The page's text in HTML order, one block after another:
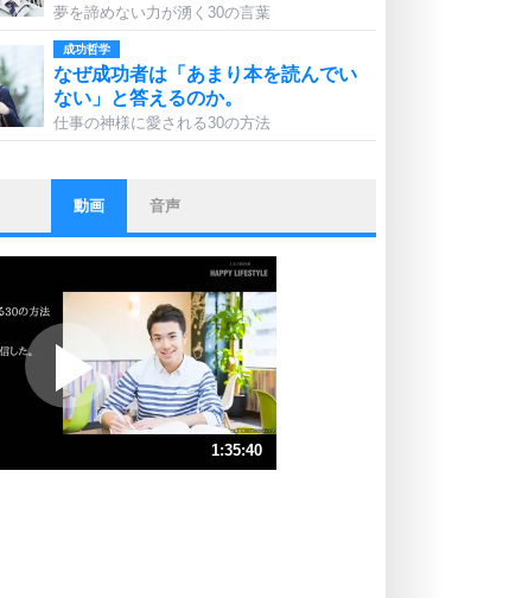
夢を諦めない力が湧く30の言葉
成功哲学
なぜ成功者は「あまり本を読んでい
ない」と答えるのか。
仕事の神様に愛される30の方法
ストレス対策
他人と比べない。
いっそのこと、他人を見ない。
ポジティブになれない原因は、行動
しないから。
ポジティブ思考になる30の方法
ストレス対策
動画 音声
1:35:40